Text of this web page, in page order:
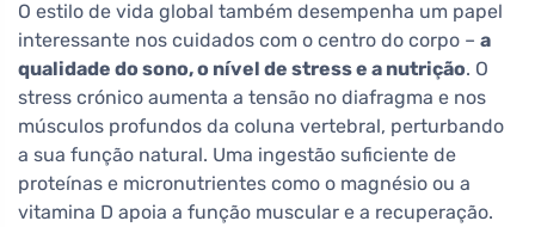
O estilo de vida global também desempenha um papel
interessante nos cuidados com o centro do corpo – a
qualidade do sono, o nível de stress e a nutrição. O
stress crónico aumenta a tensão no diafragma e nos
músculos profundos da coluna vertebral, perturbando
a sua função natural. Uma ingestão suficiente de
proteínas e micronutrientes como o magnésio ou a
vitamina D apoia a função muscular e a recuperação.